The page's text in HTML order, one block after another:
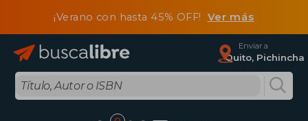
¡Verano con hasta 45% OFF! Ver más
Enviar a
Quito, Pichincha